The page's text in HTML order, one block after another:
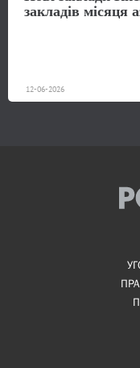
закладів місяця
12-06-2026